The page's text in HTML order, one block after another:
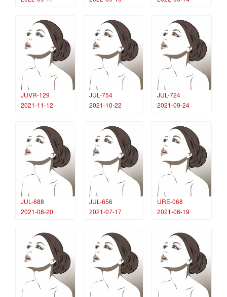
JUVR-129
2021-11-12
JUL-754
2021-10-22
JUL-724
2021-09-24
JUL-688
2021-08-20
JUL-656
2021-07-17
URE-068
2021-06-19